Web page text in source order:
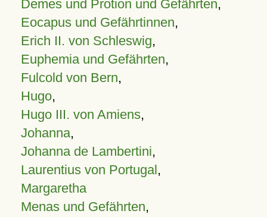
Demes und Protion und Gefährten,
Eocapus und Gefährtinnen,
Erich II. von Schleswig,
Euphemia und Gefährten,
Fulcold von Bern,
Hugo,
Hugo III. von Amiens,
Johanna,
Johanna de Lambertini,
Laurentius von Portugal,
Margaretha
Menas und Gefährten,